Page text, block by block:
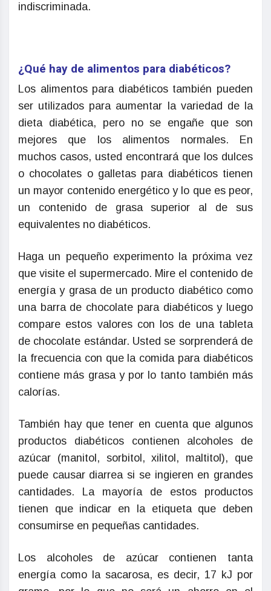
indiscriminada.
¿Qué hay de alimentos para diabéticos?
Los alimentos para diabéticos también pueden
ser utilizados para aumentar la variedad de la
dieta diabética, pero no se engañe que son
mejores que los alimentos normales. En
muchos casos, usted encontrará que los dulces
o chocolates o galletas para diabéticos tienen
un mayor contenido energético y lo que es peor,
un contenido de grasa superior al de sus
equivalentes no diabéticos.
Haga un pequeño experimento la próxima vez
que visite el supermercado. Mire el contenido de
energía y grasa de un producto diabético como
una barra de chocolate para diabéticos y luego
compare estos valores con los de una tableta
de chocolate estándar. Usted se sorprenderá de
la frecuencia con que la comida para diabéticos
contiene más grasa y por lo tanto también más
calorías.
También hay que tener en cuenta que algunos
productos diabéticos contienen alcoholes de
azúcar (manitol, sorbitol, xilitol, maltitol), que
puede causar diarrea si se ingieren en grandes
cantidades. La mayoría de estos productos
tienen que indicar en la etiqueta que deben
consumirse en pequeñas cantidades.
Los alcoholes de azúcar contienen tanta
energía como la sacarosa, es decir, 17 kJ por